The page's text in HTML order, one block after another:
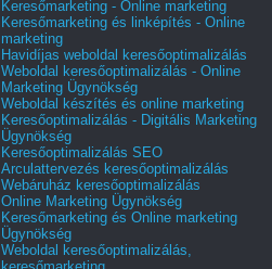
Keresőmarketing - Online marketing
Keresőmarketing és linképítés - Online
marketing
Havidíjas weboldal keresőoptimalizálás
Weboldal keresőoptimalizálás - Online
Marketing Ügynökség
Weboldal készítés és online marketing
Keresőoptimalizálás - Digitális Marketing
Ügynökség
Keresőoptimalizálás SEO
Arculattervezés keresőoptimalizálás
Webáruház keresőoptimalizálás
Online Marketing Ügynökség
Keresőmarketing és Online marketing
Ügynökség
Weboldal keresőoptimalizálás,
keresőmarketing